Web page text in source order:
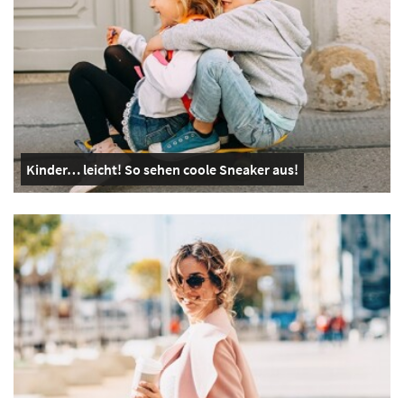
Kinder… leicht! So sehen coole Sneaker aus!